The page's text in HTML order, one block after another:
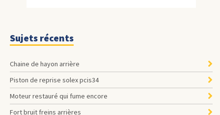
Sujets récents
Chaine de hayon arrière
Piston de reprise solex pcis34
Moteur restauré qui fume encore
Fort bruit freins arrières